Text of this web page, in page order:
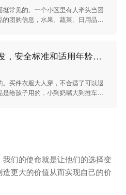
把这些零散的交易需求收拢起来，
上交易空间。
常见的。一个小区里有人牵头当团
团购信息，水果、蔬菜、日用品、
接龙的方式有个问题，就是统计起
谁付了钱谁还没付，靠群里一条条
不少。
儿童用品小程序开发，安全标准和适用年龄得标清楚
。买件衣服大人穿，不合适了可以退
给孩子用的，小到奶嘴大到推车，
两个核心信息做足做好。
们的使命就是让他们的选择变
更大的价值从而实现自己的价